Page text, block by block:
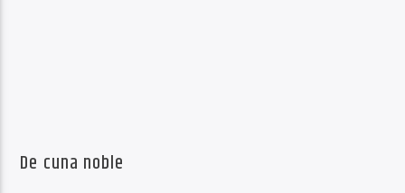
De cuna noble